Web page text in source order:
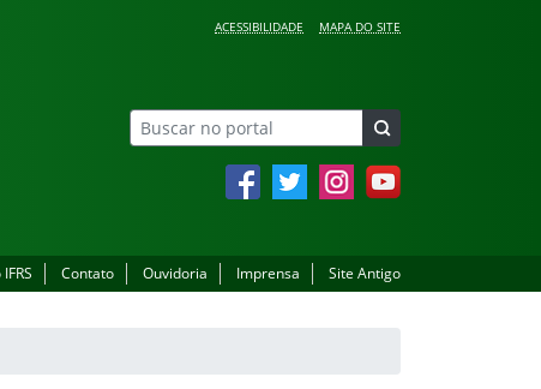
ACESSIBILIDADE MAPA DO SITE
Facebook Twitter InstagramYouTube
Contato Ouvidoria Imprensa Site Antigo